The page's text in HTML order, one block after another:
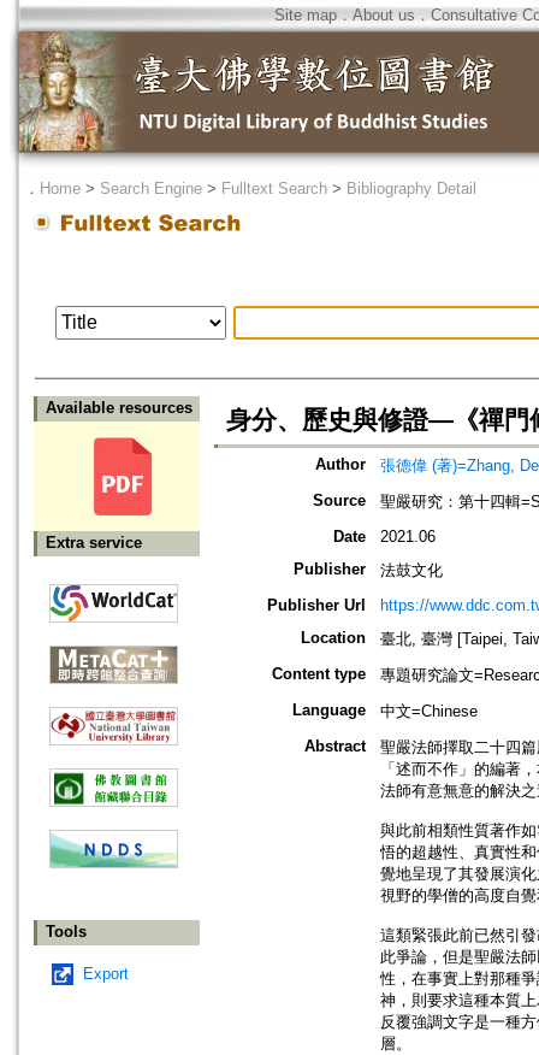
Site map．About us ． Consultative
． Home > Search Engine > Fulltext Search > Bibliography Detail
Available resources
Extra service
Tools
Export
身分、歷史與修證—《禪門
Author
張德偉 (著)=Zhang,
Source
聖嚴研究：第十四輯
Date
2021.06
Publisher
法鼓文化
Publisher Url
https://
Location
臺北, 臺灣 [Taipei,
Content type
專題研究論文
Language
中文=Chinese
Abstract
聖嚴法師擇取二十四
「述而不作」的編著
法師有意無意的解決
與此前相類性質著作
悟的超越性、真實性
覺地呈現了其發展演
視野的學僧的高度自
這類緊張此前已然引
此爭論，但是聖嚴法
性，在事實上對那種
神，則要求這種本質
反覆強調文字是一種
層。